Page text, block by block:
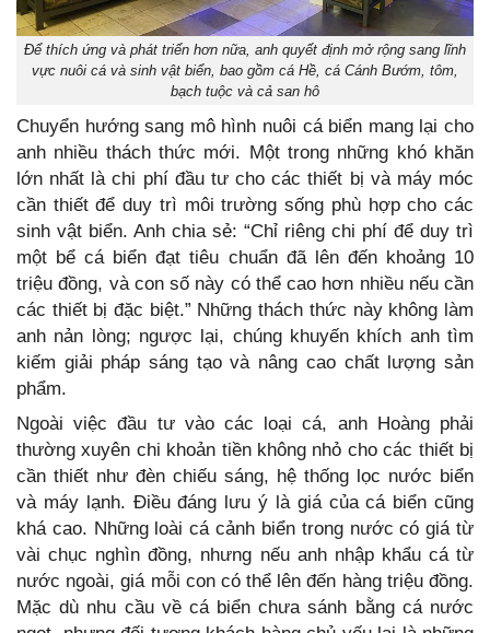
Để thích ứng và phát triển hơn nữa, anh quyết định mở rộng sang lĩnh
vực nuôi cá và sinh vật biển, bao gồm cá Hề, cá Cánh Bướm, tôm,
bạch tuộc và cả san hô
Chuyển hướng sang mô hình nuôi cá biển mang lại cho
anh nhiều thách thức mới. Một trong những khó khăn
lớn nhất là chi phí đầu tư cho các thiết bị và máy móc
cần thiết để duy trì môi trường sống phù hợp cho các
sinh vật biển. Anh chia sẻ: “Chỉ riêng chi phí để duy trì
một bể cá biển đạt tiêu chuẩn đã lên đến khoảng 10
triệu đồng, và con số này có thể cao hơn nhiều nếu cần
các thiết bị đặc biệt.” Những thách thức này không làm
anh nản lòng; ngược lại, chúng khuyến khích anh tìm
kiếm giải pháp sáng tạo và nâng cao chất lượng sản
phẩm.
Ngoài việc đầu tư vào các loại cá, anh Hoàng phải
thường xuyên chi khoản tiền không nhỏ cho các thiết bị
cần thiết như đèn chiếu sáng, hệ thống lọc nước biển
và máy lạnh. Điều đáng lưu ý là giá của cá biển cũng
khá cao. Những loài cá cảnh biển trong nước có giá từ
vài chục nghìn đồng, nhưng nếu anh nhập khẩu cá từ
nước ngoài, giá mỗi con có thể lên đến hàng triệu đồng.
Mặc dù nhu cầu về cá biển chưa sánh bằng cá nước